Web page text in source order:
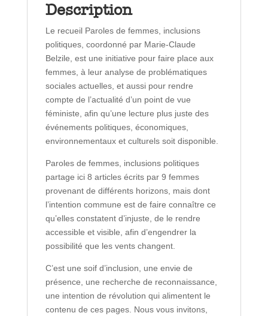
Description
Le recueil Paroles de femmes, inclusions
politiques, coordonné par Marie-Claude
Belzile, est une initiative pour faire place aux
femmes, à leur analyse de problématiques
sociales actuelles, et aussi pour rendre
compte de l’actualité d’un point de vue
féministe, afin qu’une lecture plus juste des
événements politiques, économiques,
environnementaux et culturels soit disponible.
Paroles de femmes, inclusions politiques
partage ici 8 articles écrits par 9 femmes
provenant de différents horizons, mais dont
l’intention commune est de faire connaître ce
qu’elles constatent d’injuste, de le rendre
accessible et visible, afin d’engendrer la
possibilité que les vents changent.
C’est une soif d’inclusion, une envie de
présence, une recherche de reconnaissance,
une intention de révolution qui alimentent le
contenu de ces pages. Nous vous invitons,